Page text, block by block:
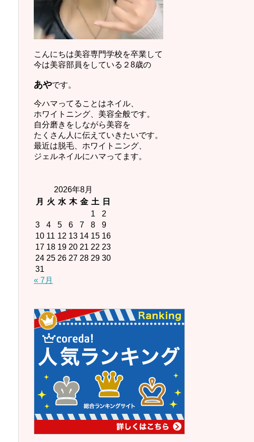
こんにちは美容専門学校を卒業して
今は美容部員をしている２8歳の
あやです。
今ハマってることはネイル、
ホワイトニング、美容全般です。
自分磨きをしながら美容を
たくさん人に伝えていきたいです。
最近は脱毛、ホワイトニング、
ジェルネイルにハマってます。
2026年8月
月
火 水 木 金 土
日
1
2
3
4 5 6 7 8
9
10 11 12 13 14 15 16
17 18 19 20 21 22 23
24 25 26 27 28 29 30
31
« 7月